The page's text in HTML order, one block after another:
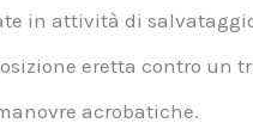
in attività di
eretta contro un
acrobatiche.